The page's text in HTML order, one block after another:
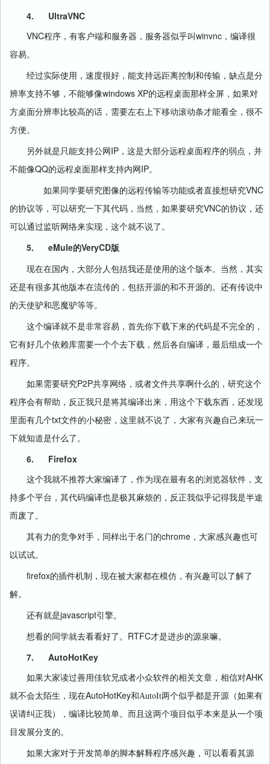
4.
UltraVNC
VNC程序，有客户端和服务器，服务器似乎叫 winvnc ，编译很
容易。
经过实际使用，速度很好，能支持远距离控制和传输，缺点是分
辨率支持不够，不能够像windows XP的远程桌面那样全屏，如果对
方桌面分辨率比较高的话，需要左右上下移动滚动条才能看全，很不
方便。
另外就是只能支持公网 IP ，这是大部分远程桌面程序的弱点，并
不能像QQ的远程桌面那样支持内网 IP。
如果同学要研究图像的远程传输等功能或者直接想研究VNC
的协议等，可以研究一下其代码，当然，如果要研究VNC的协议，还
可以通过监听网络来实现，这个就不说了。
5. eMule的VeryCD版
现在在国内，大部分人包括我还是使用的这个版本。当然，其实
还是有很多其他版本在流传的，包括开源的和不开源的。还有传说中
的天使驴和恶魔驴等等。
这个编译就不是非常容易，首先你下载下来的代码是不完全的，
它有好几个依赖库需要一个个去下载，然后各自编译，最后组成一个
程序。
如果需要研究P2P共享网络，或者文件共享啊什么的，研究这个
程序会有帮助，反正我只是将其编译出来，用这个下载东西，还发现
里面有几个txt文件的小秘密，这里就不说了，大家有兴趣自己来玩一
下就知道是什么了。
6. Firefox
这个我就不推荐大家编译了，作为现在最有名的浏览器软件，支
持多个平台，其代码编译也是极其麻烦的，反正我似乎记得我是半途
而废了。
其有力的竞争对手，同样出于名门的chrome ，大家感兴趣也可
以试试。
firefox的插件机制，现在被大家都在模仿，有兴趣可以了解了
解。
还有就是javascript引擎。
想看的同学就去看看好了。 RTFC才是进步的源泉嘛。
7. AutoHotKey
如果大家读过善用佳软兄或者小众软件的相关文章，相信对AHK
就不会太陌生，现在AutoHotKey和AutoIt两个似乎都是开源（如果有
误请纠正我），编译比较简单。而且这两个项目似乎本来是从一个项
目发展分支的。
如果大家对于开发简单的脚本解释程序感兴趣，可以看看其源